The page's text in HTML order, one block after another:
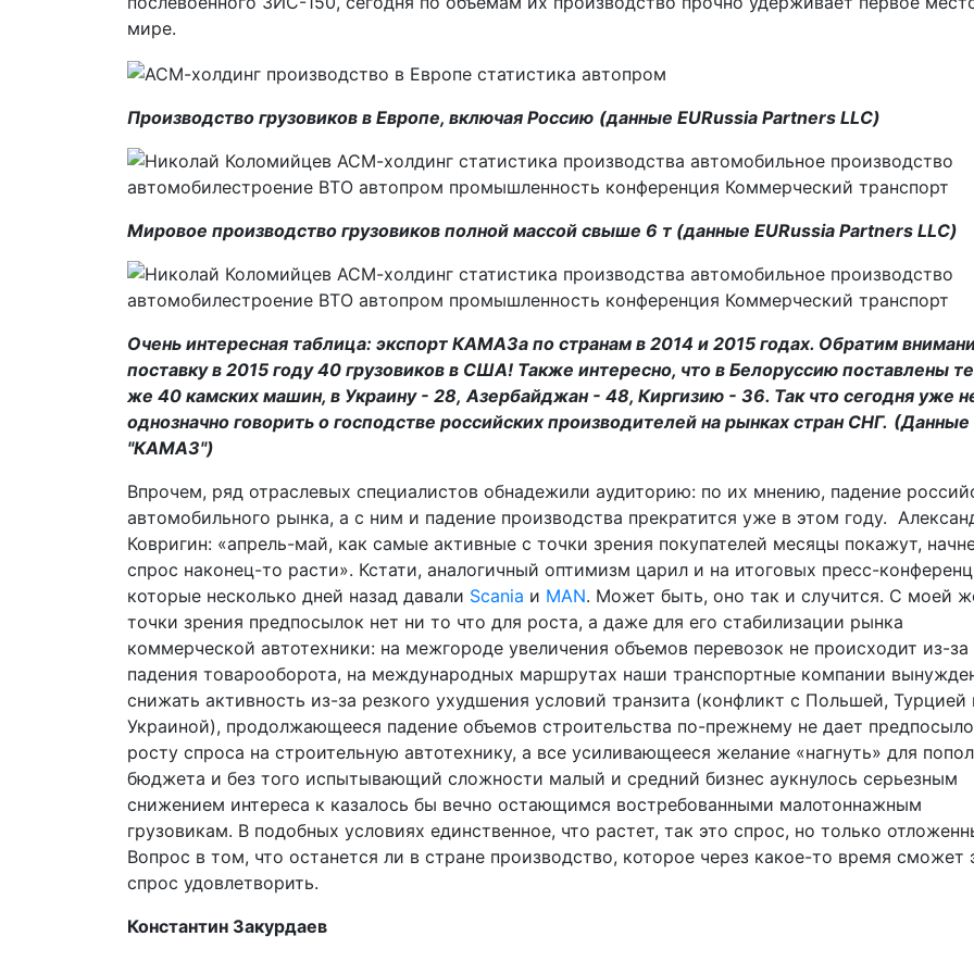
мире.
Производство грузовиков в Европе, включая Россию (данные EURussia Partners LLC)
Мировое производство грузовиков полной массой свыше 6 т (данные EURussia Partners LLC)
Очень интересная таблица: экспорт КАМАЗа по странам в 2014 и 2015 годах. Обратим
поставку в 2015 году 40 грузовиков в США! Также интересно, что в Белоруссию поставлены те
же 40 камских машин, в Украину - 28, Азербайджан - 48, Киргизию - 36. Так что сегодня уже
однозначно говорить о господстве российских производителей на рынках стран СНГ.
"КАМАЗ")
Впрочем, ряд отраслевых специалистов обнадежили аудиторию: по их мнению, падение
автомобильного рынка, а с ним и падение производства прекратится уже в этом году.
Ковригин: «апрель-май, как самые активные с точки зрения покупателей месяцы покажут,
спрос наконец-то расти». Кстати, аналогичный оптимизм царил и на итоговых пресс-
которые несколько дней назад давали Scania и MAN. Может быть, оно так и случится. С моей
точки зрения предпосылок нет ни то что для роста, а даже для его стабилизации рынка
коммерческой автотехники: на межгороде увеличения объемов перевозок не происходит из-за
падения товарооборота, на международных маршрутах наши транспортные компании
снижать активность из-за резкого ухудшения условий транзита (конфликт с Польшей, Турцией
Украиной), продолжающееся падение объемов строительства по-прежнему не дает
росту спроса на строительную автотехнику, а все усиливающееся желание «нагнуть» для
бюджета и без того испытывающий сложности малый и средний бизнес аукнулось серьезным
снижением интереса к казалось бы вечно остающимся востребованными малотоннажным
грузовикам. В подобных условиях единственное, что растет, так это спрос, но только
Вопрос в том, что останется ли в стране производство, которое через какое-то время сможет
спрос удовлетворить.
Константин Закурдаев